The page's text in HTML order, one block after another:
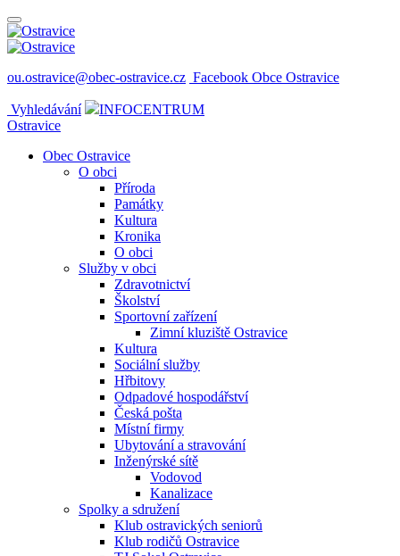
ou.ostravice@obec-ostravice.cz Facebook Obce Ostravice
Vyhledávání
INFOCENTRUM
Ostravice
Obec Ostravice
O obci
Příroda
Památky
Kultura
Kronika
O obci
Služby v obci
Zdravotnictví
Školství
Sportovní zařízení
Zimní kluziště Ostravice
Kultura
Sociální služby
Hřbitovy
Odpadové hospodářství
Česká pošta
Místní firmy
Ubytování a stravování
Inženýrské sítě
Vodovod
Kanalizace
Spolky a sdružení
Klub ostravických seniorů
Klub rodičů Ostravice